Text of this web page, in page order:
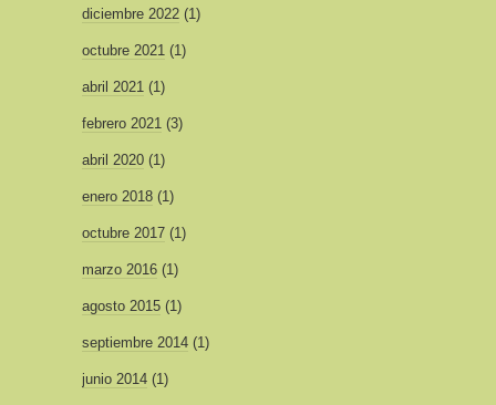
diciembre 2022 (1)
octubre 2021 (1)
abril 2021 (1)
febrero 2021 (3)
abril 2020 (1)
enero 2018 (1)
octubre 2017 (1)
marzo 2016 (1)
agosto 2015 (1)
septiembre 2014 (1)
junio 2014 (1)